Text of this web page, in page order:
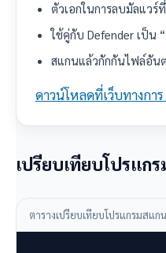
ตัวเอกในการลบมัลแวร์
ใช้คู่กับ Defender เป็น
สแกนแล้วกักกันไฟล์อัน
ดาวน์โหลดที่เว็บทางกา
เปรียบเทียบโปรแก
ตารางเปรียบเทียบโปรแกรมสแ